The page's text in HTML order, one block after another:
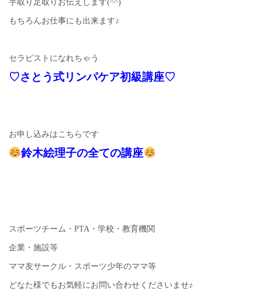
手取り足取りお伝えします(^^)
もちろんお仕事にも出来ます♪
セラピストになれちゃう
♡さとう式リンパケア初級講座♡
お申し込みはこちらです
鈴木絵理子の全ての講座
スポーツチーム・PTA・学校・教育機関
企業・施設等
ママ友サークル・スポーツ少年のママ等
どなた様でもお気軽にお問い合わせくださいませ♪